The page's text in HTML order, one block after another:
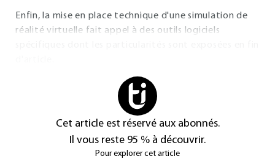
Enfin, la mise en place technique d'une simulation de
réalité virtuelle fait appel à des outils logiciels
Cet article est réservé aux abonnés.
Il vous reste 95 % à découvrir.
Pour explorer cet article